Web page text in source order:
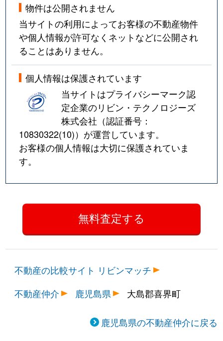
物件は公開されません
当サイトの利用によってお客様の不動産物件
や個人情報が許可なくネットなどに公開され
ることはありません。
個人情報は保護されています
当サイトはプライバシーマーク認
定企業のリビン・テクノロジーズ
株式会社（認証番号：
10830322(10)）が運営しています。
お客様の個人情報は大切に保護されていま
す。
不動産の比較サイト リビンマッチ
不動産仲介
鹿児島県 大島郡喜界町
鹿児島県の不動産仲介に戻る